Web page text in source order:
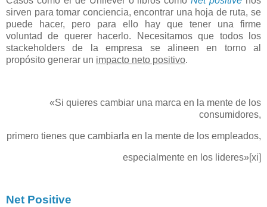
sirven para tomar conciencia, encontrar una hoja de ruta, se
puede hacer, pero para ello hay que tener una firme
voluntad de querer hacerlo. Necesitamos que todos los
stackeholders de la empresa se alineen en torno al
propósito generar un impacto neto positivo.
«Si quieres cambiar una marca en la mente de los
consumidores,
primero tienes que cambiarla en la mente de los empleados,
especialmente en los lideres»[xi]
Net Positive